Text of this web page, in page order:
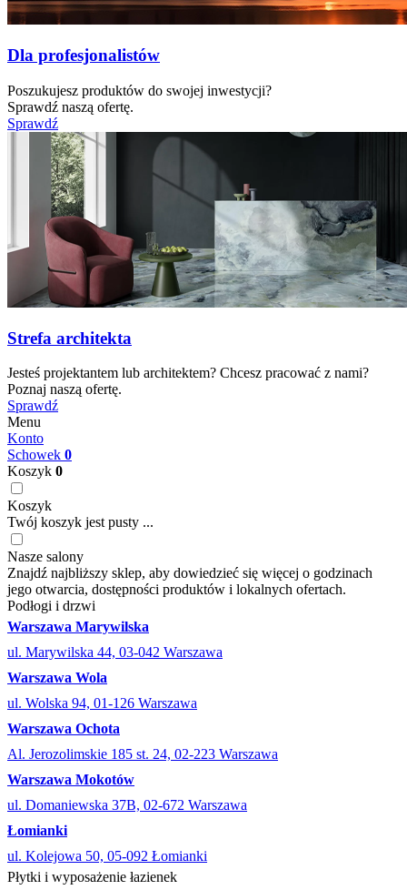
Dla profesjonalistów
Poszukujesz produktów do swojej inwestycji?
Sprawdź naszą ofertę.
Sprawdź
Strefa architekta
Jesteś projektantem lub architektem? Chcesz pracować z nami?
Poznaj naszą ofertę.
Sprawdź
Menu
Konto
Schowek 0
Koszyk 0
Koszyk
Twój koszyk jest pusty ...
Nasze salony
Znajdź najbliższy sklep, aby dowiedzieć się więcej o godzinach
jego otwarcia, dostępności produktów i lokalnych ofertach.
Podłogi i drzwi
Warszawa Marywilska
ul. Marywilska 44, 03-042 Warszawa
Warszawa Wola
ul. Wolska 94, 01-126 Warszawa
Warszawa Ochota
Al. Jerozolimskie 185 st. 24, 02-223 Warszawa
Warszawa Mokotów
ul. Domaniewska 37B, 02-672 Warszawa
Łomianki
ul. Kolejowa 50, 05-092 Łomianki
Płytki i wyposażenie łazienek